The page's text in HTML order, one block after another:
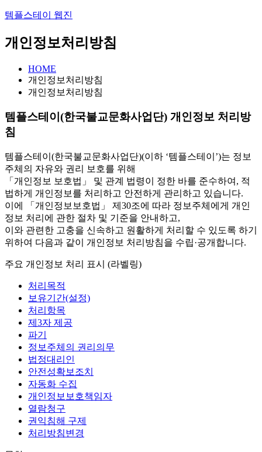
템플스테이 웹진
개인정보처리방침
HOME
개인정보처리방침
개인정보처리방침
템플스테이(한국불교문화사업단) 개인정보 처리방
침
템플스테이(한국불교문화사업단)(이하 ‘템플스테이’)는 정보
주체의 자유와 권리 보호를 위해
「개인정보 보호법」 및 관계 법령이 정한 바를 준수하여, 적
법하게 개인정보를 처리하고 안전하게 관리하고 있습니다.
이에 「개인정보보호법」 제30조에 따라 정보주체에게 개인
정보 처리에 관한 절차 및 기준을 안내하고,
이와 관련한 고충을 신속하고 원활하게 처리할 수 있도록 하기
위하여 다음과 같이 개인정보 처리방침을 수립·공개합니다.
주요 개인정보 처리 표시 (라벨링)
처리목적
보유기간(설정)
처리항목
제3자 제공
파기
정보주체의 권리의무
법정대리인
안전성확보조치
자동화 수집
개인정보보호책임자
열람청구
권익침해 구제
처리방침변경